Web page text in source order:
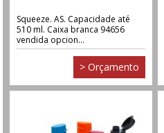
Squeeze. AS. Capacidade até
510 ml. Caixa branca 94656
vendida opcion...
> Orçamento